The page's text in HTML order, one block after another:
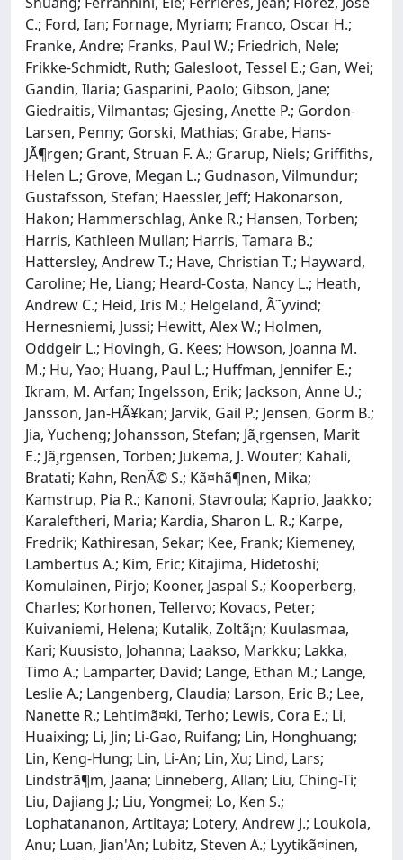
C.; Ford, Ian; Fornage, Myriam; Franco, Oscar H.;
Franke, Andre; Franks, Paul W.; Friedrich, Nele;
Frikke-Schmidt, Ruth; Galesloot, Tessel E.; Gan, Wei;
Gandin, Ilaria; Gasparini, Paolo; Gibson, Jane;
Giedraitis, Vilmantas; Gjesing, Anette P.; Gordon-
Larsen, Penny; Gorski, Mathias; Grabe, Hans-
JÃ¶rgen; Grant, Struan F. A.; Grarup, Niels; Griffiths,
Helen L.; Grove, Megan L.; Gudnason, Vilmundur;
Gustafsson, Stefan; Haessler, Jeff; Hakonarson,
Hakon; Hammerschlag, Anke R.; Hansen, Torben;
Harris, Kathleen Mullan; Harris, Tamara B.;
Hattersley, Andrew T.; Have, Christian T.; Hayward,
Caroline; He, Liang; Heard-Costa, Nancy L.; Heath,
Andrew C.; Heid, Iris M.; Helgeland, Ã˜yvind;
Hernesniemi, Jussi; Hewitt, Alex W.; Holmen,
Oddgeir L.; Hovingh, G. Kees; Howson, Joanna M.
M.; Hu, Yao; Huang, Paul L.; Huffman, Jennifer E.;
Ikram, M. Arfan; Ingelsson, Erik; Jackson, Anne U.;
Jansson, Jan-HÃ¥kan; Jarvik, Gail P.; Jensen, Gorm B.;
Jia, Yucheng; Johansson, Stefan; Jã¸rgensen, Marit
E.; Jã¸rgensen, Torben; Jukema, J. Wouter; Kahali,
Bratati; Kahn, RenÃ© S.; Kã¤hã¶nen, Mika;
Kamstrup, Pia R.; Kanoni, Stavroula; Kaprio, Jaakko;
Karaleftheri, Maria; Kardia, Sharon L. R.; Karpe,
Fredrik; Kathiresan, Sekar; Kee, Frank; Kiemeney,
Lambertus A.; Kim, Eric; Kitajima, Hidetoshi;
Komulainen, Pirjo; Kooner, Jaspal S.; Kooperberg,
Charles; Korhonen, Tellervo; Kovacs, Peter;
Kuivaniemi, Helena; Kutalik, Zoltã¡n; Kuulasmaa,
Kari; Kuusisto, Johanna; Laakso, Markku; Lakka,
Timo A.; Lamparter, David; Lange, Ethan M.; Lange,
Leslie A.; Langenberg, Claudia; Larson, Eric B.; Lee,
Nanette R.; Lehtimã¤ki, Terho; Lewis, Cora E.; Li,
Huaixing; Li, Jin; Li-Gao, Ruifang; Lin, Honghuang;
Lin, Keng-Hung; Lin, Li-An; Lin, Xu; Lind, Lars;
Lindstrã¶m, Jaana; Linneberg, Allan; Liu, Ching-Ti;
Liu, Dajiang J.; Liu, Yongmei; Lo, Ken S.;
Lophatananon, Artitaya; Lotery, Andrew J.; Loukola,
Anu; Luan, Jian'An; Lubitz, Steven A.; Lyytikã¤inen,